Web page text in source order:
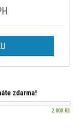
zdarma!
2 000 Kč